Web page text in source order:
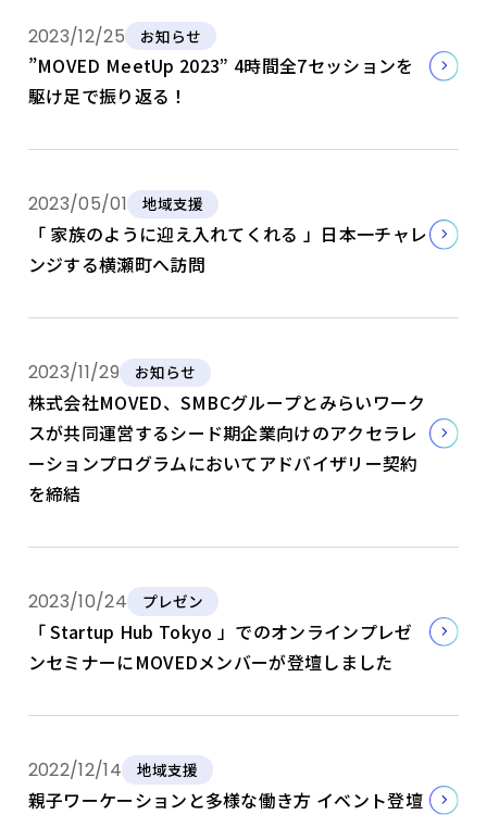
2023/12/25 お知らせ
”MOVED MeetUp 2023” 4時間全7セッションを
駆け足で振り返る！
2023/05/01 地域支援
「 家族のように迎え入れてくれる 」日本一チャレ
ンジする横瀬町へ訪問
2023/11/29 お知らせ
株式会社MOVED、SMBCグループとみらいワーク
スが共同運営するシード期企業向けのアクセラレ
ーションプログラムにおいてアドバイザリー契約
を締結
2023/10/24 プレゼン
「 Startup Hub Tokyo 」でのオンラインプレゼ
ンセミナーにMOVEDメンバーが登壇しました
2022/12/14 地域支援
親子ワーケーションと多様な働き方 イベント登壇